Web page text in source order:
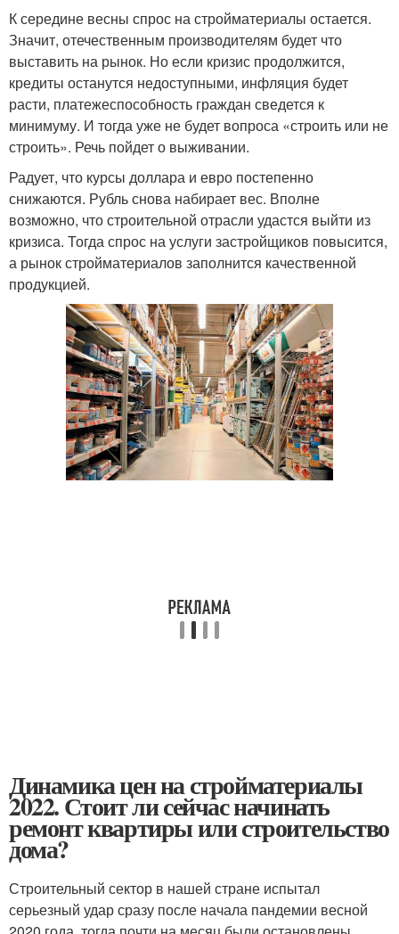
К середине весны спрос на стройматериалы остается.
Значит, отечественным производителям будет что
выставить на рынок. Но если кризис продолжится,
кредиты останутся недоступными, инфляция будет
расти, платежеспособность граждан сведется к
минимуму. И тогда уже не будет вопроса «строить или не
строить». Речь пойдет о выживании.
Радует, что курсы доллара и евро постепенно
снижаются. Рубль снова набирает вес. Вполне
возможно, что строительной отрасли удастся выйти из
кризиса. Тогда спрос на услуги застройщиков повысится,
а рынок стройматериалов заполнится качественной
продукцией.
Динамика цен на стройматериалы
2022. Стоит ли сейчас начинать
ремонт квартиры или строительство
дома?
Строительный сектор в нашей стране испытал
серьезный удар сразу после начала пандемии весной